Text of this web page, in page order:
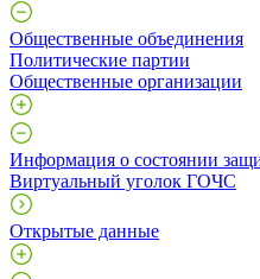
Общественные объединения
Политические партии
Общественные организации
Информация о состоянии
Виртуальный уголок ГОЧС
Открытые данные